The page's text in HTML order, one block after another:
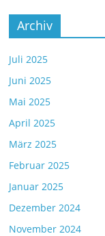
Archiv
Juli 2025
Juni 2025
Mai 2025
April 2025
März 2025
Februar 2025
Januar 2025
Dezember 2024
November 2024